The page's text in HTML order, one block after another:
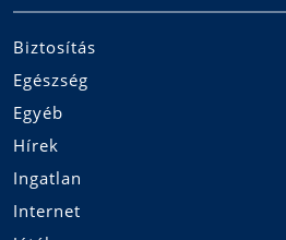
Biztosítás
Egészség
Egyéb
Hírek
Ingatlan
Internet